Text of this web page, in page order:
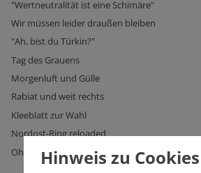
"Wertneutralität ist eine Schimäre"
Wir müssen leider draußen bleiben
"Ah, bist du Türkin?"
Tag des Grauens
Morgenluft und Gülle
Rabiat und weit rechts
Kleeblatt zur Wahl
Nordost-Ring reloaded
Ohne Straßenkampf
Hinweis zu Cookies